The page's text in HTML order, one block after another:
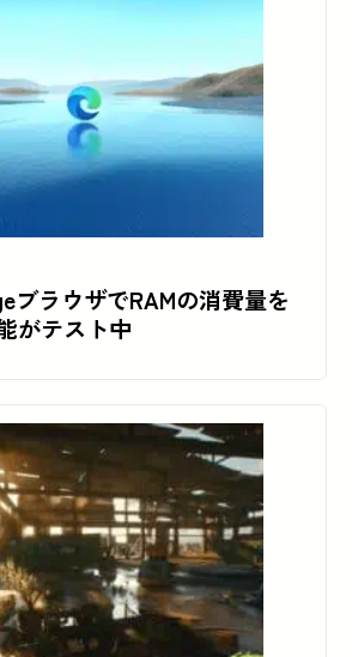
ブラウザでRAMの消費量を
がテスト中